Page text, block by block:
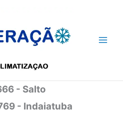
- Salto
- Indaiatuba